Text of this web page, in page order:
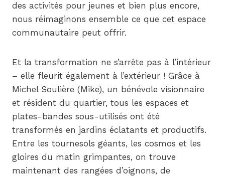
des activités pour jeunes et bien plus encore,
nous réimaginons ensemble ce que cet espace
communautaire peut offrir.
Et la transformation ne s’arrête pas à l’intérieur
– elle fleurit également à l’extérieur ! Grâce à
Michel Soulière (Mike), un bénévole visionnaire
et résident du quartier, tous les espaces et
plates-bandes sous-utilisés ont été
transformés en jardins éclatants et productifs.
Entre les tournesols géants, les cosmos et les
gloires du matin grimpantes, on trouve
maintenant des rangées d’oignons, de